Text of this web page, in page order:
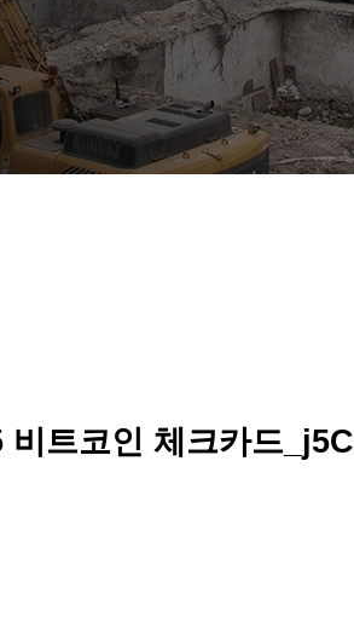
트코인 체크카드_j5C